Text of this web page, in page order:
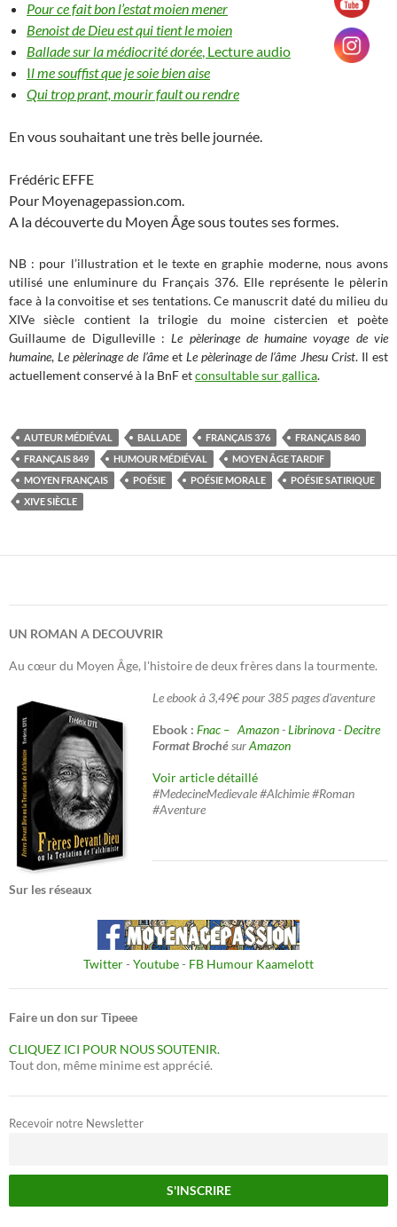
Pour ce fait bon l’estat moien mener
Benoist de Dieu est qui tient le moien
Ballade sur la médiocrité dorée, Lecture audio
Il me souffist que je soie bien aise
Qui trop prant, mourir fault ou rendre
En vous souhaitant une très belle journée.
Frédéric EFFE
Pour Moyenagepassion.com.
A la découverte du Moyen Âge sous toutes ses formes.
NB : pour l’illustration et le texte en graphie moderne, nous avons
utilisé une enluminure du Français 376. Elle représente le pèlerin
face à la convoitise et ses tentations. Ce manuscrit daté du milieu du
XIVe siècle contient la trilogie du moine cistercien et poète
Guillaume de Digulleville :Le pèlerinage de humaine voyage de vie
humaine,Le pèlerinage de l’âmeet Le pèlerinage de l’âme Jhesu Crist. Il est
actuellement conservé à la BnF etconsultable sur gallica.
AUTEUR MÉDIÉVAL BALLADE FRANÇAIS 376
FRANÇAIS 840
FRANÇAIS 849
HUMOUR MÉDIÉVAL
MOYEN ÂGE TARDIF
MOYEN FRANÇAIS
POÉSIE POÉSIE MORALE
POÉSIE SATIRIQUE
XIVE SIÈCLE
UN ROMAN A DECOUVRIR
Au cœur du Moyen Âge, l'histoire de deux frères dans la tourmente.
Le ebook à 3,49€ pour 385 pages d'aventure
Ebook : Fnac – Amazon-Librinova-Decitre
Format BrochésurAmazon
Voir article détaillé
#MedecineMedievale #Alchimie #Roman
#Aventure
Sur les réseaux
Twitter- Youtube- FB Humour Kaamelott
Faire un don sur Tipeee
CLIQUEZ ICI POUR NOUS SOUTENIR.
Tout don, même minime est apprécié.
Recevoir notre Newsletter